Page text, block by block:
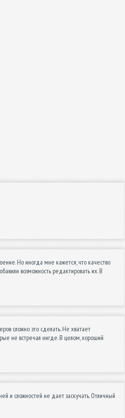
Но иногда мне кажется, что качество
возможность редактировать их. В
сложно это сделать. Не хватает
не встречал нигде. В целом, хороший
и сложностей не дает заскучать. Отличный